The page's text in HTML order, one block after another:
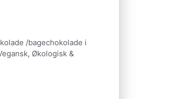
/bagechokolade i
Økologisk &